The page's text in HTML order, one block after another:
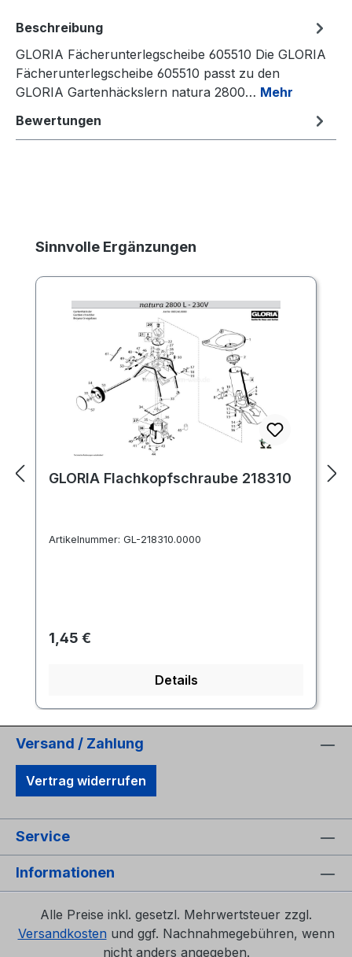
Beschreibung
GLORIA Fächerunterlegscheibe 605510 Die GLORIA
Fächerunterlegscheibe 605510 passt zu den
GLORIA Gartenhäckslern natura 2800… Mehr
Bewertungen
Produktgalerie überspringen
Sinnvolle Ergänzungen
GLORIA Flachkopfschraube 218310
Artikelnummer: GL-218310.0000
Regulärer Preis:
1,45 €
Details
Versand / Zahlung
Vertrag widerrufen
Service
Informationen
Alle Preise inkl. gesetzl. Mehrwertsteuer zzgl.
Versandkosten und ggf. Nachnahmegebühren, wenn
nicht anders angegeben.